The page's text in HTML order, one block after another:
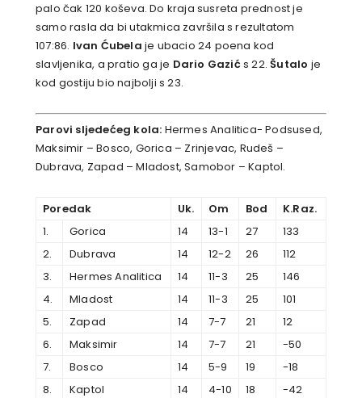
palo čak 120 koševa. Do kraja susreta prednost je
samo rasla da bi utakmica završila s rezultatom
107:86. Ivan Ćubela je ubacio 24 poena kod
slavljenika, a pratio ga je Dario Gazićs 22.Šutalo je
kod gostiju bio najbolji s 23.
Parovi sljedećeg kola: Hermes Analitica- Podsused,
Maksimir – Bosco, Gorica – Zrinjevac, Rudeš –
Dubrava, Zapad – Mladost, Samobor – Kaptol.
Poredak Uk. Om Bod
K.Raz.
1.
Gorica 14 13-1 27
133
2.
Dubrava 14 12-2 26
112
3.
Hermes Analitica 14 11-3 25
146
4.
Mladost 14 11-3 25
101
5.
Zapad 14 7-7 21
12
6.
Maksimir 14 7-7 21
-50
7.
Bosco 14 5-9 19
-18
8.
Kaptol 14 4-10 18
-42